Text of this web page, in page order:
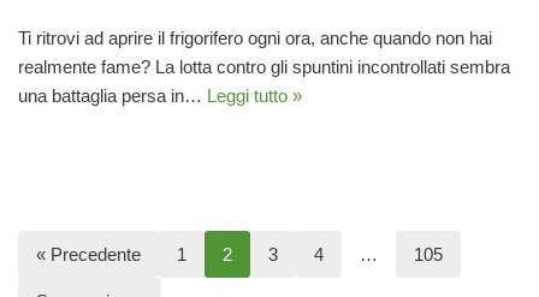
Ti ritrovi ad aprire il frigorifero ogni ora, anche quando non hai
realmente fame? La lotta contro gli spuntini incontrollati sembra
una battaglia persa in… Leggi tutto »
« Precedente 1 2 3 4 … 105